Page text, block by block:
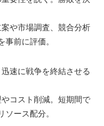
や市場調査、競合分析
事前に評価。
速に戦争を終結させる
コスト削減。短期間で
ソース配分。